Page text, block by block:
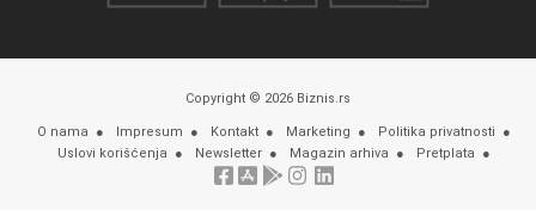
Copyright © 2026 Biznis.rs
O nama Impresum Kontakt Marketing
Politika privatnosti
Uslovi korišćenja
Newsletter Magazin arhiva Pretplata